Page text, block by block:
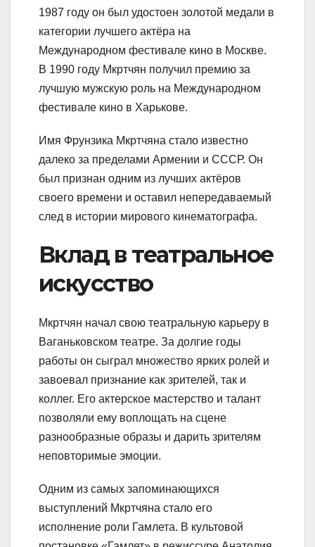
1987 году он был удостоен золотой медали в
категории лучшего актёра на
Международном фестивале кино в Москве.
В 1990 году Мкртчян получил премию за
лучшую мужскую роль на Международном
фестивале кино в Харькове.
Имя Фрунзика Мкртчяна стало известно
далеко за пределами Армении и СССР. Он
был признан одним из лучших актёров
своего времени и оставил непередаваемый
след в истории мирового кинематографа.
Вклад в театральное
искусство
Мкртчян начал свою театральную карьеру в
Ваганьковском театре. За долгие годы
работы он сыграл множество ярких ролей и
завоевал признание как зрителей, так и
коллег. Его актерское мастерство и талант
позволяли ему воплощать на сцене
разнообразные образы и дарить зрителям
неповторимые эмоции.
Одним из самых запоминающихся
выступлений Мкртчяна стало его
исполнение роли Гамлета. В культовой